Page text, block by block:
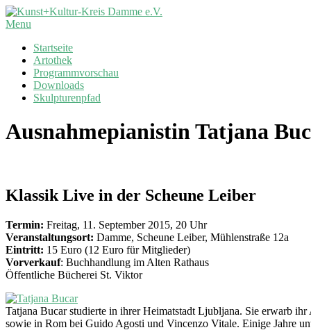
Skip
to
Kunst+Kultur-
Damme
Primary
Menu
Menu
Startseite
Artothek
Programmvorschau
Downloads
Skulpturenpfad
Ausnahmepianistin Tatjana
Klassik Live in der Scheune Leiber
Termin: Freitag, 11. September 2015, 20 Uhr
Veranstaltungsort: Damme, Scheune Leiber, Mühlenstraße 12a
Eintritt: 15 Euro (12 Euro für Mitglieder)
Vorverkauf: Buchhandlung im Alten Rathaus
Öffentliche Bücherei St. Viktor
Tatjana Bucar studierte in ihrer Heimatstadt Ljubljana. Sie erwarb
sowie in Rom bei Guido Agosti und Vincenzo Vitale. Einige Jahre